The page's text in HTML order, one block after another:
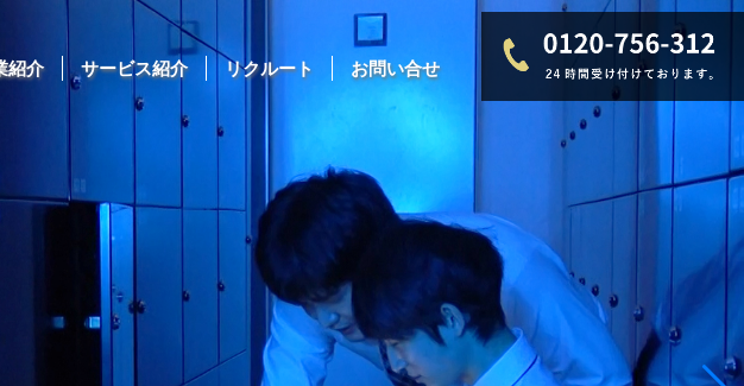
紹介 サービス紹介 リクルート お問い合せ